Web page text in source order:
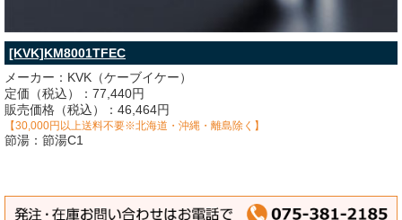
[KVK]KM8001TFEC
メーカー：KVK（ケーブイケー）
定価（税込）：77,440円
販売価格（税込）：46,464円
【30,000円以上送料不要※北海道・沖縄・離島除く】
節湯：節湯C1